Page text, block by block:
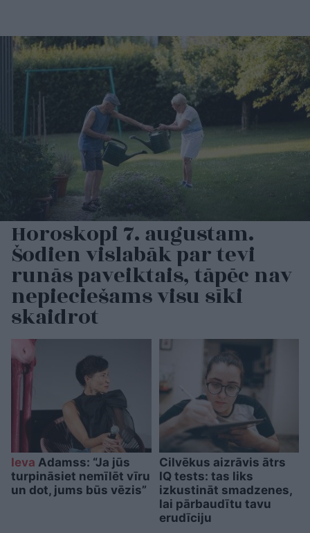
Horoskopi 7. augustam.
Šodien vislabāk par tevi
runās paveiktais, tāpēc nav
nepieciešams visu sīki
skaidrot
Ieva Adamss: “Ja jūs
turpināsiet nemīlēt vīru
un dot, jums būs vēzis”
Cilvēkus aizrāvis ātrs
IQ tests: tas liks
izkustināt smadzenes,
lai pārbaudītu tavu
erudīciju